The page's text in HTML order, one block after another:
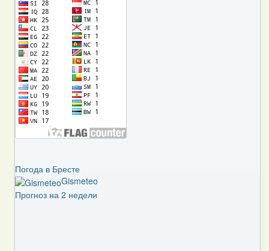
Погода в Бресте
Gismeteo
Прогноз на 2 недели